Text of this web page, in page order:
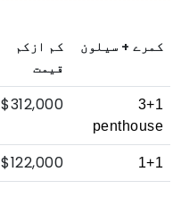
کمرے + سیلون
کم ازکم
قیمت
3+1
penthouse
$312,000
1+1
$122,000